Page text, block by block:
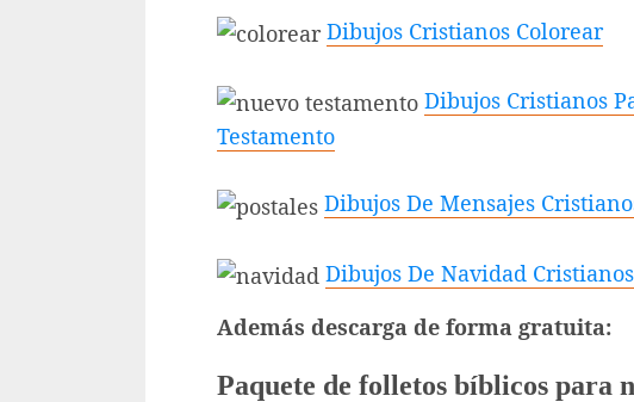
Dibujos Cristianos Colorear
Dibujos Cristianos
Testamento
Dibujos De Mensajes
Dibujos De Navidad
Además descarga de forma gratuita:
Paquete de folletos bíblicos para